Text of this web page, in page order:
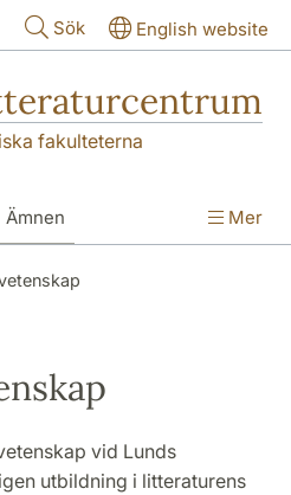
Sök English website
fakulteterna
Ämnen
Institutionen
Mer
vid Lunds
utbildning i litteraturens